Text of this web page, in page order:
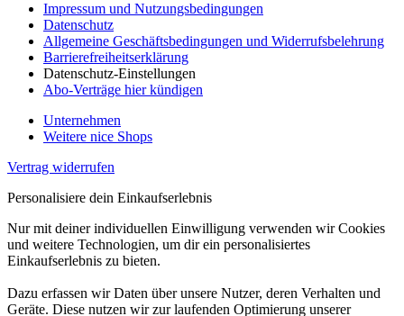
Impressum und Nutzungsbedingungen
Datenschutz
Allgemeine Geschäftsbedingungen und Widerrufsbelehrung
Barrierefreiheitserklärung
Datenschutz-Einstellungen
Abo-Verträge hier kündigen
Unternehmen
Weitere nice Shops
Vertrag widerrufen
Personalisiere dein Einkaufserlebnis
Nur mit deiner individuellen Einwilligung verwenden wir Cookies
und weitere Technologien, um dir ein personalisiertes
Einkaufserlebnis zu bieten.
Dazu erfassen wir Daten über unsere Nutzer, deren Verhalten und
Geräte. Diese nutzen wir zur laufenden Optimierung unserer